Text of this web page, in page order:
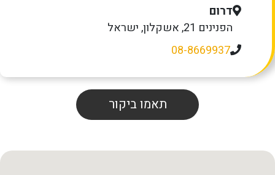
דרום
הפנינים 21, אשקלון, ישראל
08-8669937
תאמו ביקור